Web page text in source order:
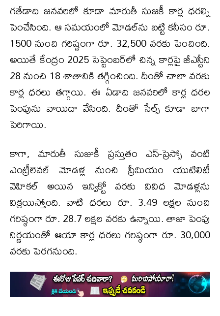
గతేడాది జనవరిలో కూడా మారుతీ సుజకీ కార్ల ధరల్ని
పెంచేసింది. ఆ సమయంలో మోడల్‌ను బట్టి కనీసం రూ.
1500 నుంచి గరిష్ఠంగా రూ. 32,500 వరకు పెంచింది.
అయితే కేంద్రం 2025 సెప్టెంబర్‌లో చిన్న కార్లపై జీఎస్టీని
28 నుంచి 18 శాతానికి తగ్గించింది. దీంతో చాలా వరకు
కార్ల ధరలు తగ్గాయి. ఈ ఏడాది జనవరిలో కార్ల ధరల
పెంపును వాయిదా వేసింది. దీంతో సేల్స్ కూడా బాగా
పెరిగాయి.
కాగా, మారుతీ సుజుకీ ప్రస్తుతం ఎస్‌-ప్రెస్సో వంటి
ఎంట్రీలెవల్‌ మోడళ్ల నుంచి ప్రీమియం యుటిలిటీ
వెహికల్‌ అయిన ఇన్విక్టో వరకు వివిధ మోడళ్లను
విక్రయిస్తోంది. వాటి ధరలు రూ. 3.49 లక్షల నుంచి
గరిష్ఠంగా రూ. 28.7 లక్షల వరకు ఉన్నాయి. తాజా పెంపు
నిర్ణయంతో ఆయా కార్ల ధరలు గరిష్ఠంగా రూ. 30,000
వరకు పెరగనుంది.